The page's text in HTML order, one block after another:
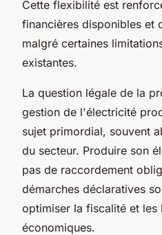
Cette flexibilité est
financières disponibles et
malgré certaines
existantes.
La question légale de la
gestion de l'électricité
sujet primordial, souvent
du secteur. Produire son
pas de raccordement
démarches déclaratives
optimiser la fiscalité et les
économiques.